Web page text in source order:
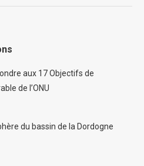
aux 17 Objectifs de
de l’ONU
du bassin de la Dordogne